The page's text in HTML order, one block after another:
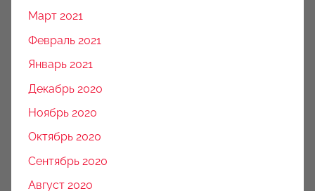
Март 2021
Февраль 2021
Январь 2021
Декабрь 2020
Ноябрь 2020
Октябрь 2020
Сентябрь 2020
Август 2020